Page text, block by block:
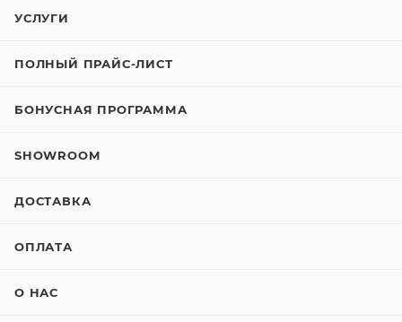
УСЛУГИ
ПОЛНЫЙ ПРАЙС-ЛИСТ
БОНУСНАЯ ПРОГРАММА
SHOWROOM
ДОСТАВКА
ОПЛАТА
О НАС